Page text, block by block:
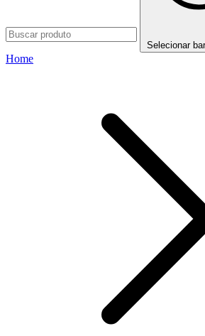
Selecionar
Home